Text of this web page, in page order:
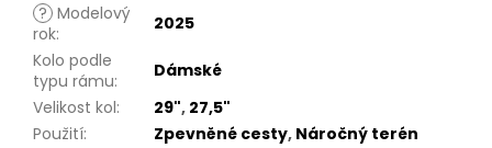
? Modelový
rok:
2025
Kolo podle
typu rámu:
Dámské
Velikost kol: 29", 27,5"
Použití: Zpevněné cesty, Náročný terén